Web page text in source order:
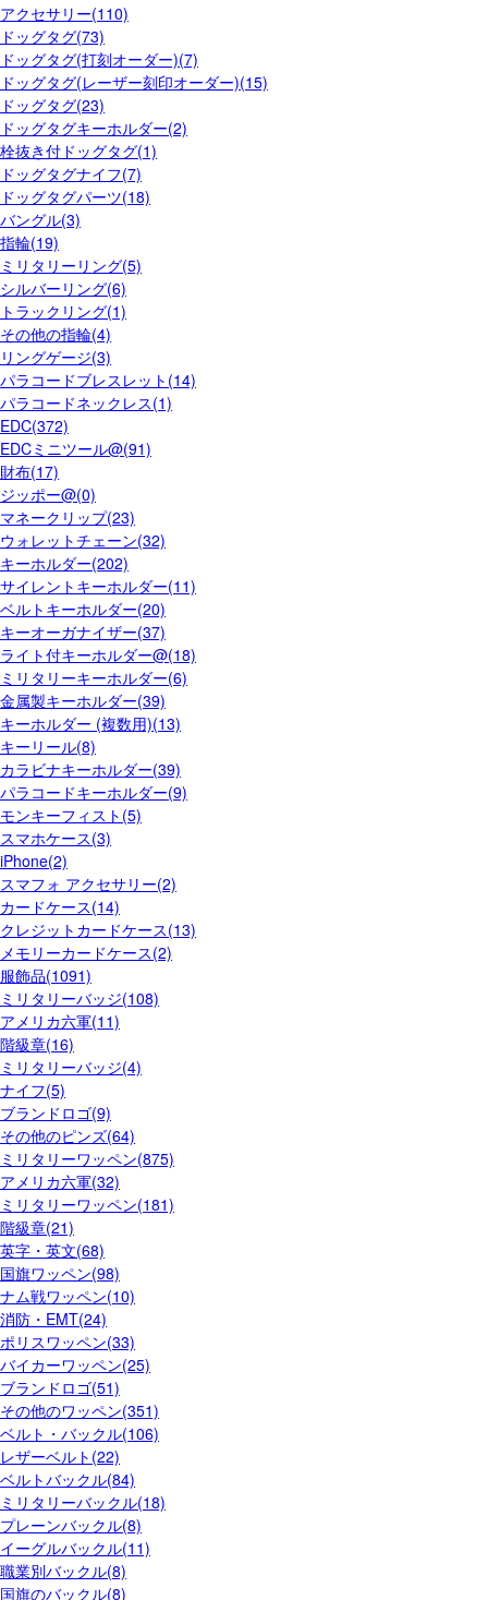
アクセサリー(110)
ドッグタグ(73)
ドッグタグ(打刻オーダー)(7)
ドッグタグ(レーザー刻印オーダー)(15)
ドッグタグ(23)
ドッグタグキーホルダー(2)
栓抜き付ドッグタグ(1)
ドッグタグナイフ(7)
ドッグタグパーツ(18)
バングル(3)
指輪(19)
ミリタリーリング(5)
シルバーリング(6)
トラックリング(1)
その他の指輪(4)
リングゲージ(3)
パラコードブレスレット(14)
パラコードネックレス(1)
EDC(372)
EDCミニツール@(91)
財布(17)
ジッポー@(0)
マネークリップ(23)
ウォレットチェーン(32)
キーホルダー(202)
サイレントキーホルダー(11)
ベルトキーホルダー(20)
キーオーガナイザー(37)
ライト付キーホルダー@(18)
ミリタリーキーホルダー(6)
金属製キーホルダー(39)
キーホルダー (複数用)(13)
キーリール(8)
カラビナキーホルダー(39)
パラコードキーホルダー(9)
モンキーフィスト(5)
スマホケース(3)
iPhone(2)
スマフォ アクセサリー(2)
カードケース(14)
クレジットカードケース(13)
メモリーカードケース(2)
服飾品(1091)
ミリタリーバッジ(108)
アメリカ六軍(11)
階級章(16)
ミリタリーバッジ(4)
ナイフ(5)
ブランドロゴ(9)
その他のピンズ(64)
ミリタリーワッペン(875)
アメリカ六軍(32)
ミリタリーワッペン(181)
階級章(21)
英字・英文(68)
国旗ワッペン(98)
ナム戦ワッペン(10)
消防・EMT(24)
ポリスワッペン(33)
バイカーワッペン(25)
ブランドロゴ(51)
その他のワッペン(351)
ベルト・バックル(106)
レザーベルト(22)
ベルトバックル(84)
ミリタリーバックル(18)
プレーンバックル(8)
イーグルバックル(11)
職業別バックル(8)
国旗のバックル(8)